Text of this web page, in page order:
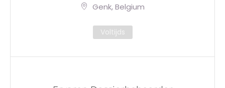
Genk, Belgium
Voltijds